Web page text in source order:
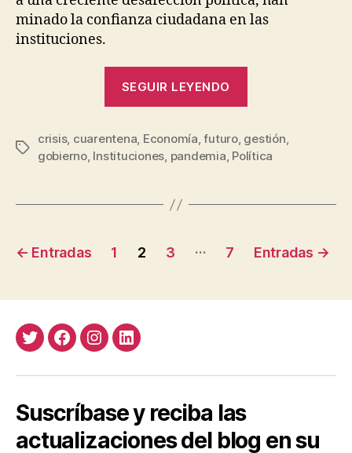
minado la confianza ciudadana en las
instituciones.
SEGUIR LEYENDO
es
lo
era”
Etiquetas
crisis, cuarentena, Economía,futuro, gestión,
gobierno, Instituciones, pandemia, Política
Paginación
entradas
← Entradas 1 2 3 … 7 Entradas →
TwitterFacebook
InstagramLinkedIn
Suscríbase y reciba las
actualizaciones del blog en su